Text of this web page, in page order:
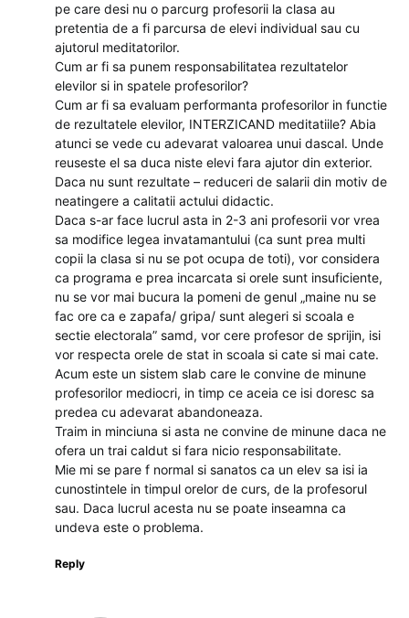
pe care desi nu o parcurg profesorii la clasa au
pretentia de a fi parcursa de elevi individual sau cu
ajutorul meditatorilor.
Cum ar fi sa punem responsabilitatea rezultatelor
elevilor si in spatele profesorilor?
Cum ar fi sa evaluam performanta profesorilor in functie
de rezultatele elevilor, INTERZICAND meditatiile? Abia
atunci se vede cu adevarat valoarea unui dascal. Unde
reuseste el sa duca niste elevi fara ajutor din exterior.
Daca nu sunt rezultate – reduceri de salarii din motiv de
neatingere a calitatii actului didactic.
Daca s-ar face lucrul asta in 2-3 ani profesorii vor vrea
sa modifice legea invatamantului (ca sunt prea multi
copii la clasa si nu se pot ocupa de toti), vor considera
ca programa e prea incarcata si orele sunt insuficiente,
nu se vor mai bucura la pomeni de genul „maine nu se
fac ore ca e zapafa/ gripa/ sunt alegeri si scoala e
sectie electorala” samd, vor cere profesor de sprijin, isi
vor respecta orele de stat in scoala si cate si mai cate.
Acum este un sistem slab care le convine de minune
profesorilor mediocri, in timp ce aceia ce isi doresc sa
predea cu adevarat abandoneaza.
Traim in minciuna si asta ne convine de minune daca ne
ofera un trai caldut si fara nicio responsabilitate.
Mie mi se pare f normal si sanatos ca un elev sa isi ia
cunostintele in timpul orelor de curs, de la profesorul
sau. Daca lucrul acesta nu se poate inseamna ca
undeva este o problema.
Reply